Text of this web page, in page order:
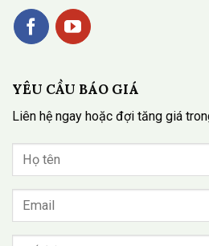
YÊU CẦU BÁO GIÁ
Liên hệ ngay hoặc đợi tăng giá